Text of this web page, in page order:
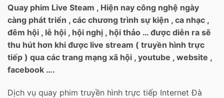
Quay phim Live Steam , Hiện nay công nghệ ngày
càng phát triển , các chương trình sự kiện , ca nhạc ,
đêm hội , lễ hội , hội nghị , hội thảo … được diễn ra sẽ
thu hút hơn khi được live stream ( truyền hình trực
tiếp ) qua các trang mạng xã hội , youtube , website ,
facebook ….
Dịch vụ quay phim truyền hình trực tiếp Internet Đà